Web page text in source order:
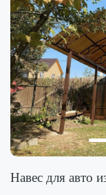
Навес для авто